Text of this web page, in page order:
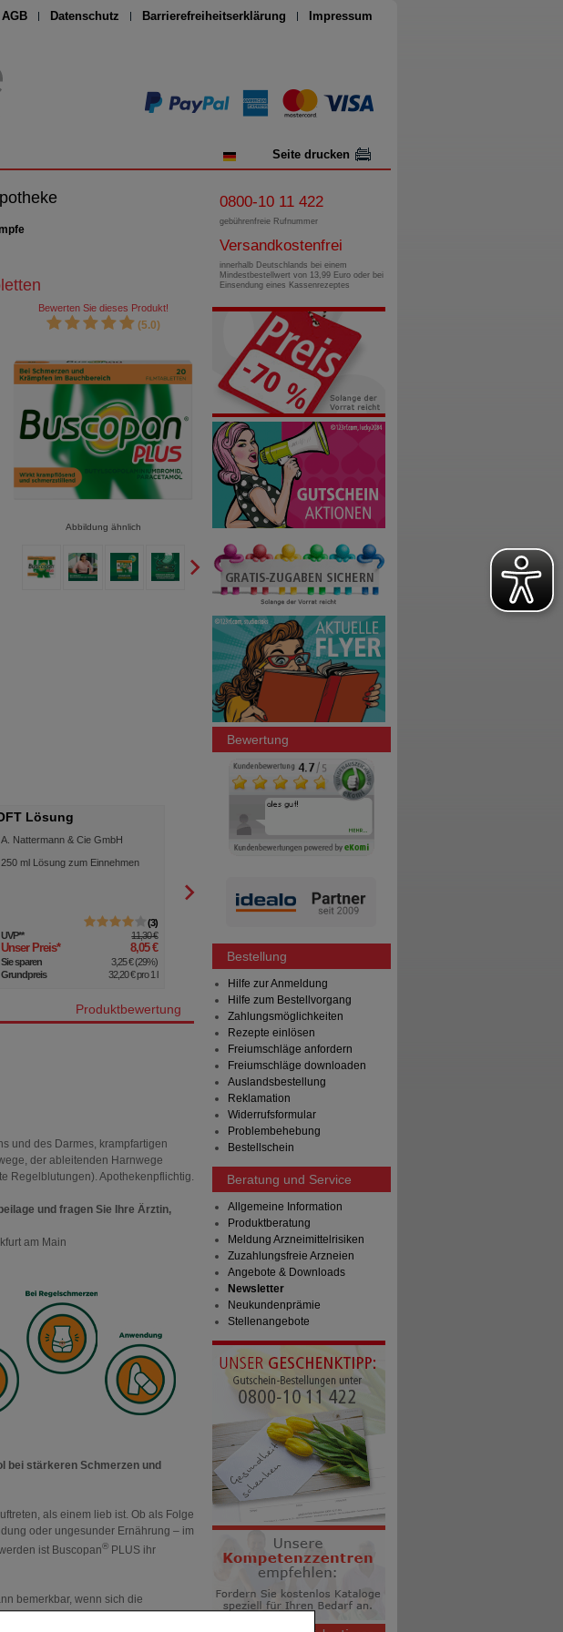
AGB Datenschutz Barrierefreiheitserklärung Impressum
Seite drucken
Bewerten Sie dieses Produkt!
(5.0)
Abbildung ähnlich
Lösung
A. Nattermann & Cie GmbH
250 ml Lösung zum Einnehmen
3
UVP** 11,30 €
Unser Preis* 8,05 €
Sie sparen 3,25 €(29%)
Grundpreis
32,20 €pro 1 l
DULCOSOFT Pulver
Sie sparen
Produktbewertung
und des Darmes, krampfartigen
der ableitenden Harnwege
Regelblutungen). Apothekenpflichtig.
und fragen Sie Ihre Ärztin,
am Main
bei stärkeren Schmerzen und
als einem lieb ist. Ob als Folge
oder ungesunder Ernährung – im
ist Buscopan®PLUS ihr
bemerkbar, wenn sich die
®
0800-10 11 422
gebührenfreie Rufnummer
Versandkostenfrei
innerhalb Deutschlands bei einem
Mindestbestellwert von 13,99 Euro oder bei
Einsendung eines Kassenrezeptes
Bewertung
Bestellung
Hilfe zur Anmeldung
Hilfe zum Bestellvorgang
Zahlungsmöglichkeiten
Rezepte einlösen
Freiumschläge anfordern
Freiumschläge downloaden
Auslandsbestellung
Reklamation
Widerrufsformular
Problembehebung
Bestellschein
Beratung und Service
Allgemeine Information
Produktberatung
Meldung Arzneimittelrisiken
Zuzahlungsfreie Arzneien
Angebote & Downloads
Newsletter
Neukundenprämie
Stellenangebote